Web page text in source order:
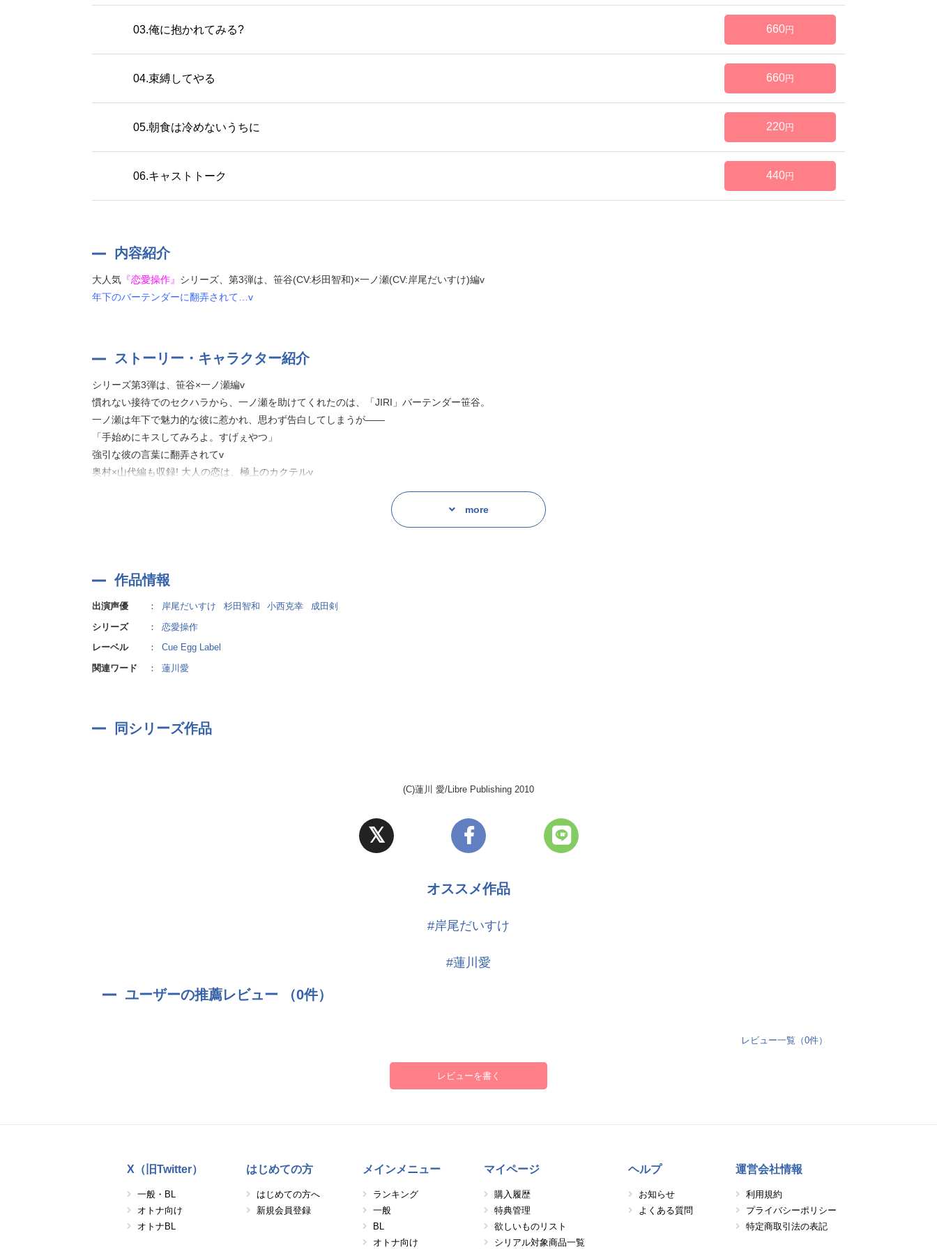
03.俺に抱かれてみる? 660円
04.束縛してやる 660円
05.朝食は冷めないうちに 220円
06.キャストトーク 440円
内容紹介
大人気 『恋愛操作』 シリーズ、第3弾は、笹谷(CV:杉田智和)×一ノ瀬(CV:岸尾だいすけ)編v
年下のバーテンダーに翻弄されて…v
ストーリー・キャラクター紹介
シリーズ第3弾は、笹谷×一ノ瀬編v
慣れない接待でのセクハラから、一ノ瀬を助けてくれたのは、「JIRI」バーテンダー笹谷。
一ノ瀬は年下で魅力的な彼に惹かれ、思わず告白してしまうが——
「手始めにキスしてみろよ。すげぇやつ」
強引な彼の言葉に翻弄されてv
奥村×山代編も収録! 大人の恋は、極上のカクテルv
隠れ家的バー「Nebula Sinus-JIRI」で働く若きバーテンダー。強引でわがままで意地悪。モノをハッキリ言う性格で、初対面から一ノ瀬を振り回す。最近失恋したばかりだ
が…。
■奥村 喬(CV:小西克幸)
バー「Nebula Sinus-JIRI」の改装も手がけたインテリアデザイナー。プライドが高い完璧主義者。奥村とは恋人同士。
more
作品情報
出演声優 ： 岸尾だいすけ 杉田智和 小西克幸
成田剣
シリーズ
：
恋愛操作
レーベル
：
Cue Egg Label
関連ワード
： 蓮川愛
同シリーズ作品
(C)蓮川 愛/Libre Publishing 2010
オススメ作品
#岸尾だいすけ
#蓮川愛
ユーザーの推薦レビュー （0件）
レビュー一覧（0件）
レビューを書く
X（旧Twitter）
一般・BL
オトナ向け
オトナBL
はじめての方
はじめての方へ
新規会員登録
メインメニュー
ランキング
一般
BL
オトナ向け
マイページ
購入履歴
特典管理
欲しいものリスト
シリアル対象商品一覧
ヘルプ
お知らせ
よくある質問
運営会社情報
利用規約
プライバシーポリシー
特定商取引法の表記